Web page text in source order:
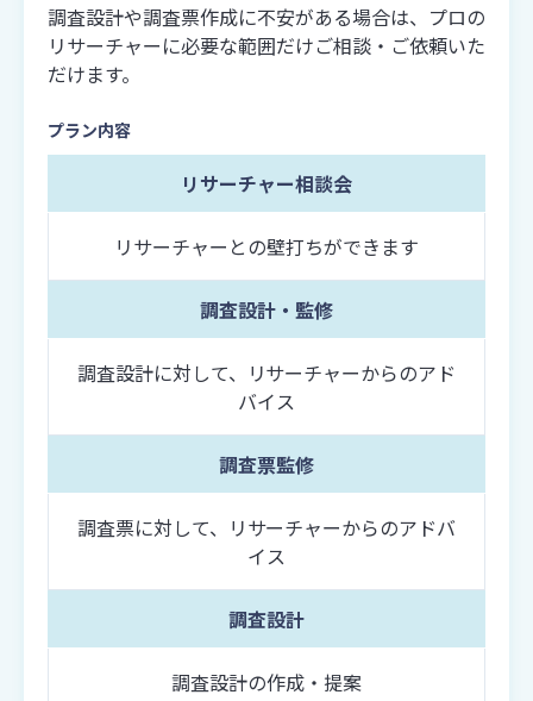
調査設計や調査票作成に不安がある場合は、プロの
リサーチャーに必要な範囲だけご相談・ご依頼いた
だけます。
プラン内容
リサーチャー相談会
リサーチャーとの壁打ちができます
調査設計・監修
調査設計に対して、リサーチャーからのアド
バイス
調査票監修
調査票に対して、リサーチャーからのアドバ
イス
調査設計
調査設計の作成・提案